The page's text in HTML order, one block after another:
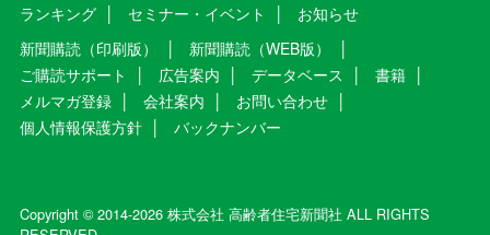
ランキング
セミナー・イベント
お知らせ
新聞購読（印刷版）
新聞購読（WEB版）
ご購読サポート
広告案内 データベース
書籍
メルマガ登録
会社案内
お問い合わせ
個人情報保護方針
バックナンバー
Copyright © 2014-2026 株式会社 高齢者住宅新聞社 ALL RIGHTS